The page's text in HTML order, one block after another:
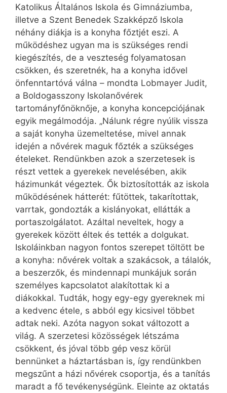
Katolikus Általános Iskola és Gimnáziumba,
illetve a Szent Benedek Szakképző Iskola
néhány diákja is a konyha főztjét eszi. A
működéshez ugyan ma is szükséges rendi
kiegészítés, de a veszteség folyamatosan
csökken, és szeretnék, ha a konyha idővel
önfenntartóvá válna – mondta Lobmayer Judit,
a Boldogasszony Iskolanővérek
tartományfőnöknője, a konyha koncepciójának
egyik megálmodója. „Nálunk régre nyúlik vissza
a saját konyha üzemeltetése, mivel annak
idején a nővérek maguk főzték a szükséges
ételeket. Rendünkben azok a szerzetesek is
részt vettek a gyerekek nevelésében, akik
házimunkát végeztek. Ők biztosították az iskola
működésének hátterét: fűtöttek, takarítottak,
varrtak, gondozták a kislányokat, ellátták a
portaszolgálatot. Azáltal neveltek, hogy a
gyerekek között éltek és tették a dolgukat.
Iskoláinkban nagyon fontos szerepet töltött be
a konyha: nővérek voltak a szakácsok, a tálalók,
a beszerzők, és mindennapi munkájuk során
személyes kapcsolatot alakítottak ki a
diákokkal. Tudták, hogy egy-egy gyereknek mi
a kedvenc étele, s abból egy kicsivel többet
adtak neki. Azóta nagyon sokat változott a
világ. A szerzetesi közösségek létszáma
csökkent, és jóval több gép vesz körül
bennünket a háztartásban is, így rendünkben
megszűnt a házi nővérek csoportja, és a tanítás
maradt a fő tevékenységünk. Eleinte az oktatás